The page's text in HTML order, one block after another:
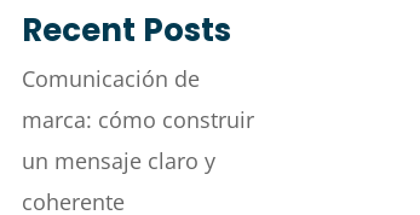
Recent Posts
Comunicación de
marca: cómo construir
un mensaje claro y
coherente